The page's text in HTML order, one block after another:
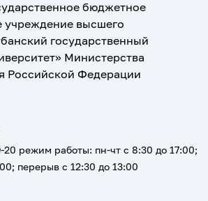
бюджетное
учреждение высшего
государственный
Министерства
Российской Федерации
20 режим работы: пн-чт с 8:30 до 17:00;
перерыв с 12:30 до 13:00